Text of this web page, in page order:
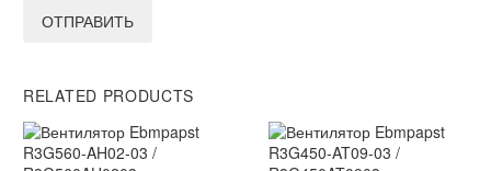
ОТПРАВИТЬ
RELATED PRODUCTS